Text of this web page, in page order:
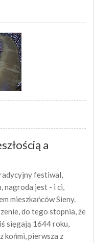
a
festiwal,
nagroda jest - i ci,
mieszkańców Sieny.
do tego stopnia, że
sięgają 1644 roku,
końmi, pierwsza z